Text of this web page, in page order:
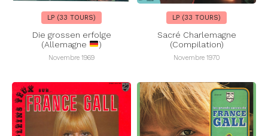
LP (33 TOURS)
Die grossen erfolge
(Allemagne
)
Novembre 1969
LP (33 TOURS)
Sacré Charlemagne
(Compilation)
Novembre 1970